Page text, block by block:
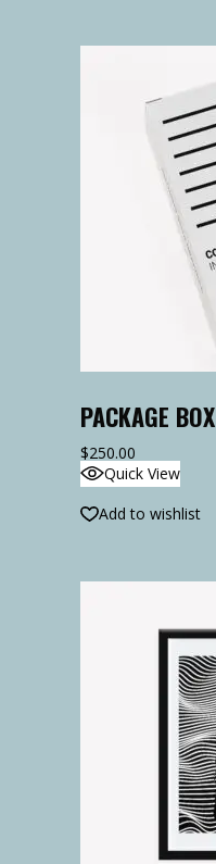
PACKAGE BOX
$250.00
Quick View
Add to wishlist